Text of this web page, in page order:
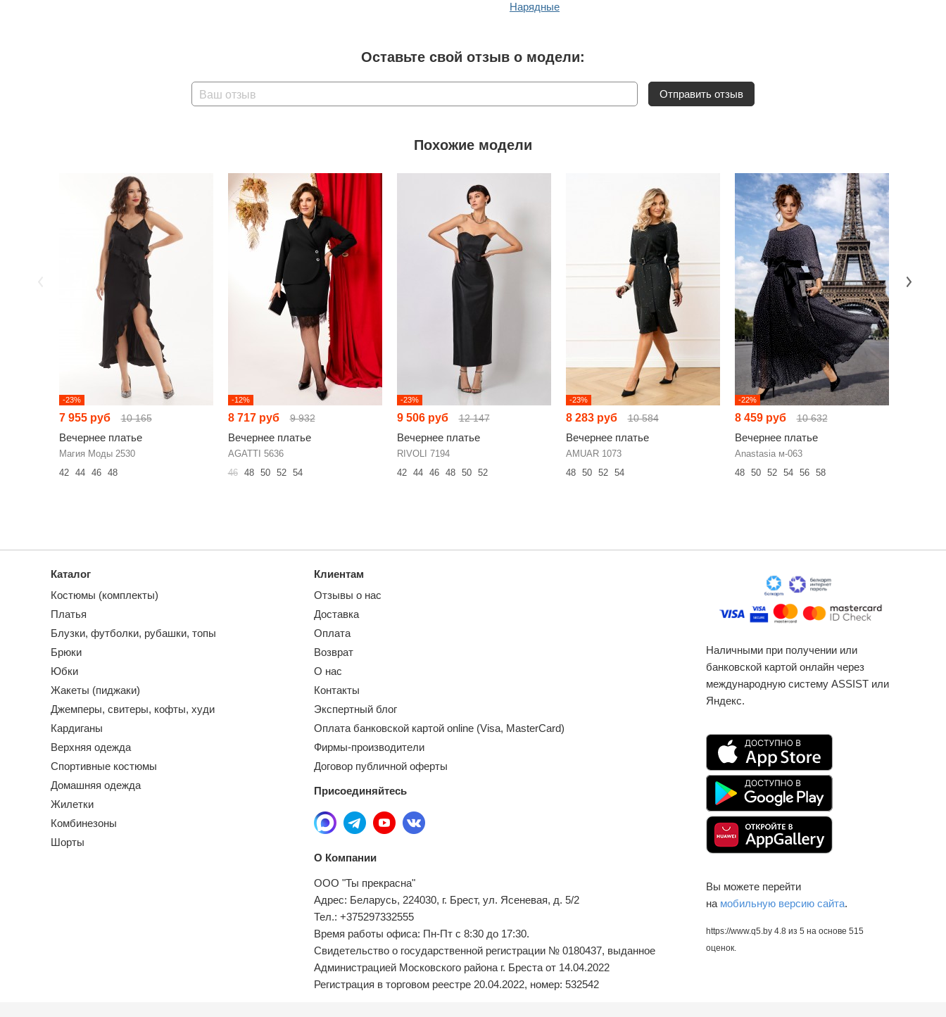
Нарядные
Оставьте свой отзыв о модели:
Ваш отзыв Отправить отзыв
Похожие модели
-23%
7 955 руб 10 165
Вечернее платье
Магия Моды 2530
42
44 46 48
-12%
8 717 руб 9 932
Вечернее платье
AGATTI 5636
46
48 50 52 54
-23%
9 506 руб 12 147
Вечернее платье
RIVOLI 7194
42
44 46 48 50 52
-23%
8 283 руб 10 584
Вечернее платье
AMUAR 1073
48
50 52 54
-22%
8 459 руб 10 632
Вечернее платье
Anastasia м-063
48
50 52 54 56 58
Каталог
Костюмы (комплекты)
Платья
Блузки, футболки, рубашки, топы
Брюки
Юбки
Жакеты (пиджаки)
Джемперы, свитеры, кофты, худи
Кардиганы
Верхняя одежда
Спортивные костюмы
Домашняя одежда
Жилетки
Комбинезоны
Шорты
Клиентам
Отзывы о нас
Доставка
Оплата
Возврат
О нас
Контакты
Экспертный блог
Оплата банковской картой online (Visa, MasterCard)
Фирмы-производители
Договор публичной оферты
Присоединяйтесь
О Компании
ООО "Ты прекрасна"
Адрес: Беларусь, 224030, г. Брест, ул. Ясеневая, д. 5/2
Тел.: +375297332555
Время работы офиса: Пн-Пт с 8:30 до 17:30.
Свидетельство о государственной регистрации № 0180437, выданное
Администрацией Московского района г. Бреста от 14.04.2022
Регистрация в торговом реестре 20.04.2022, номер: 532542
Наличными при получении или
банковской картой онлайн через
международную систему ASSIST или
Яндекс.
Вы можете перейти
на мобильную версию сайта.
https://www.q5.by 4.8 из 5 на основе 515
оценок.